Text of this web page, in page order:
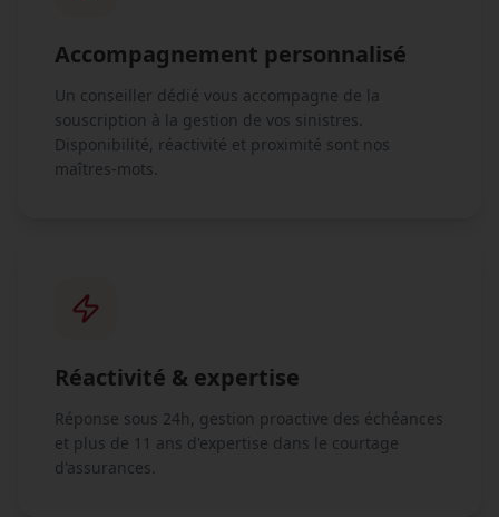
Accompagnement personnalisé
Un conseiller dédié vous accompagne de la
souscription à la gestion de vos sinistres.
Disponibilité, réactivité et proximité sont nos
maîtres-mots.
Réactivité & expertise
Réponse sous 24h, gestion proactive des échéances
et plus de 11 ans d'expertise dans le courtage
d'assurances.